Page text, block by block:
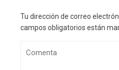
Tu dirección de correo
campos obligatorios están